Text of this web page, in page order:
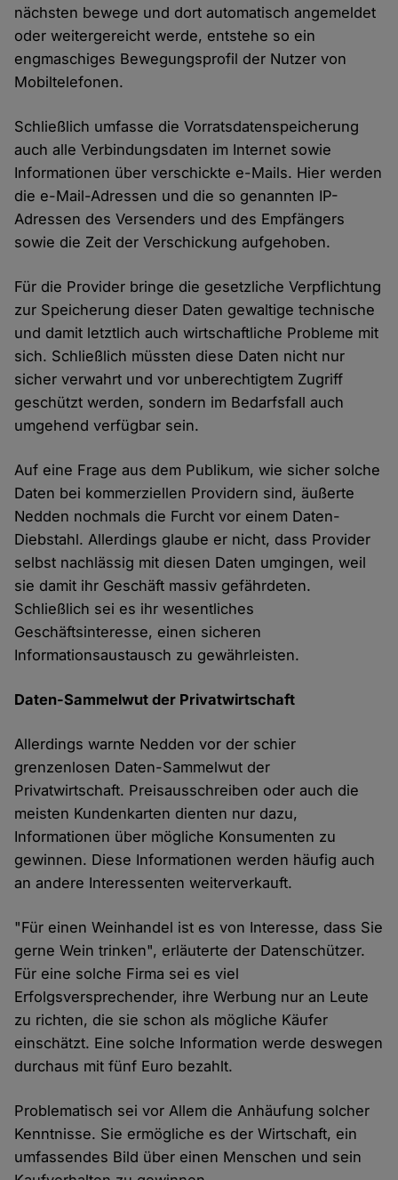
nächsten bewege und dort automatisch angemeldet
oder weitergereicht werde, entstehe so ein
engmaschiges Bewegungsprofil der Nutzer von
Mobiltelefonen.
Schließlich umfasse die Vorratsdatenspeicherung
auch alle Verbindungsdaten im Internet sowie
Informationen über verschickte e-Mails. Hier werden
die e-Mail-Adressen und die so genannten IP-
Adressen des Versenders und des Empfängers
sowie die Zeit der Verschickung aufgehoben.
Für die Provider bringe die gesetzliche Verpflichtung
zur Speicherung dieser Daten gewaltige technische
und damit letztlich auch wirtschaftliche Probleme mit
sich. Schließlich müssten diese Daten nicht nur
sicher verwahrt und vor unberechtigtem Zugriff
geschützt werden, sondern im Bedarfsfall auch
umgehend verfügbar sein.
Auf eine Frage aus dem Publikum, wie sicher solche
Daten bei kommerziellen Providern sind, äußerte
Nedden nochmals die Furcht vor einem Daten-
Diebstahl. Allerdings glaube er nicht, dass Provider
selbst nachlässig mit diesen Daten umgingen, weil
sie damit ihr Geschäft massiv gefährdeten.
Schließlich sei es ihr wesentliches
Geschäftsinteresse, einen sicheren
Informationsaustausch zu gewährleisten.
Daten-Sammelwut der Privatwirtschaft
Allerdings warnte Nedden vor der schier
grenzenlosen Daten-Sammelwut der
Privatwirtschaft. Preisausschreiben oder auch die
meisten Kundenkarten dienten nur dazu,
Informationen über mögliche Konsumenten zu
gewinnen. Diese Informationen werden häufig auch
an andere Interessenten weiterverkauft.
"Für einen Weinhandel ist es von Interesse, dass Sie
gerne Wein trinken", erläuterte der Datenschützer.
Für eine solche Firma sei es viel
Erfolgsversprechender, ihre Werbung nur an Leute
zu richten, die sie schon als mögliche Käufer
einschätzt. Eine solche Information werde deswegen
durchaus mit fünf Euro bezahlt.
Problematisch sei vor Allem die Anhäufung solcher
Kenntnisse. Sie ermögliche es der Wirtschaft, ein
umfassendes Bild über einen Menschen und sein